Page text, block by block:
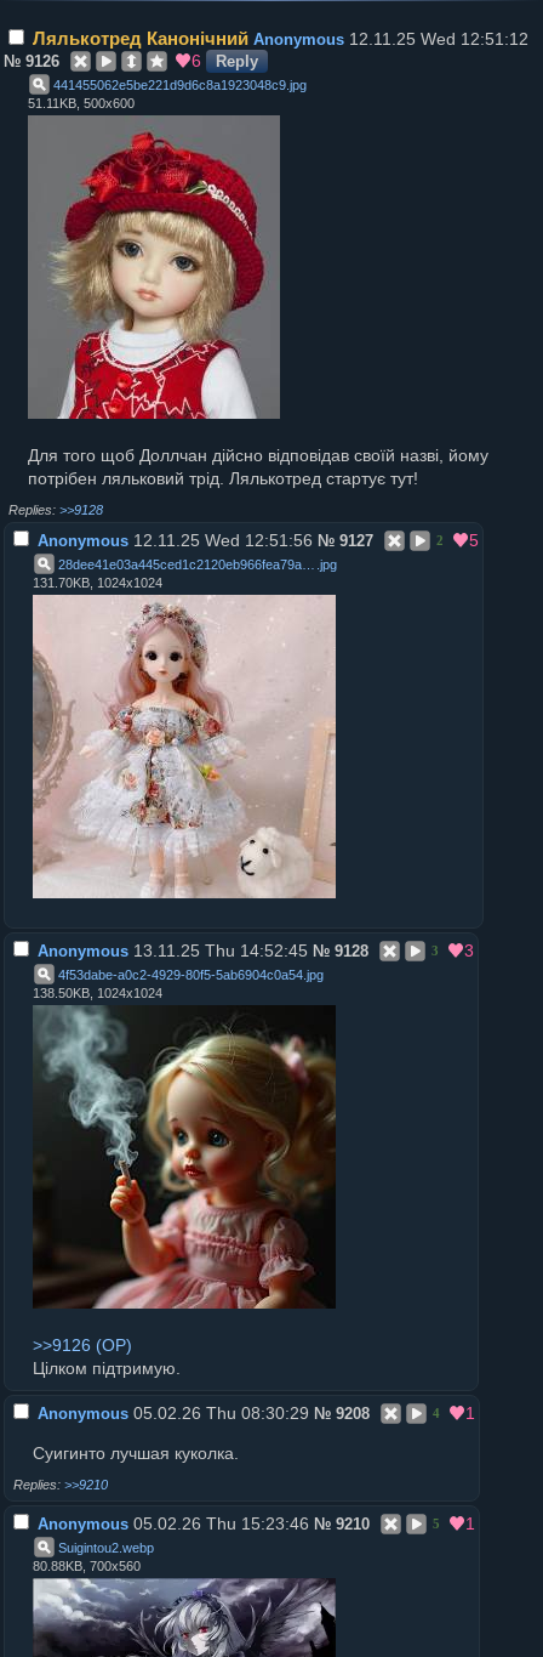
Лялькотред Канонічний Anonymous 12.11.25 Wed 12:51:12
№ 9126 6 Reply
441455062e5be221d9d6c8a1923048c9 jpg
51.11KB, 500x600
Для того щоб Доллчан дійсно відповідав своїй назві, йому
потрібен ляльковий трід. Лялькотред стартує тут!
>>9128
Anonymous 12.11.25 Wed 12:51:56 № 9127 2 5
jpg
131.70KB, 1024x1024
Anonymous 13.11.25 Thu 14:52:45 № 9128 3 3
4f53dabe-a0c2-4929-80f5-5ab6904c0a54 jpg
138.50KB, 1024x1024
>>9126
Цілком підтримую.
Anonymous 05.02.26 Thu 08:30:29 № 9208 4 1
Суигинто лучшая куколка.
>>9210
Anonymous 05.02.26 Thu 15:23:46 № 9210 5 1
Suigintou2 webp
80.88KB, 700x560